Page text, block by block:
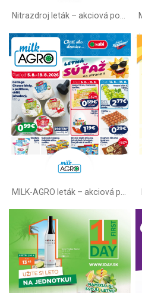
Nitrazdroj leták –⁠ akciová ponuka